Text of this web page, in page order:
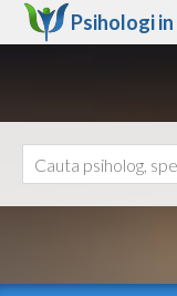
Psihologi in
Arad